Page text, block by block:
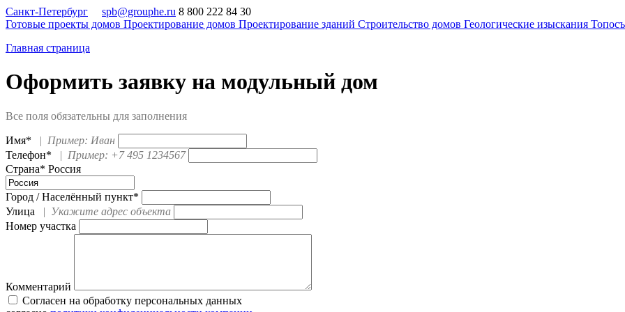
Санкт-Петербург spb@grouphe.ru 8 800 222 84 30
Готовые проекты домов Проектирование домов Проектирование зданий Строительство домов Геологические изыскания
Главная страница
Оформить заявку на модульный дом
Все поля обязательны для заполнения
Имя* | Пример: Иван
Телефон*
| Пример: +7 495 1234567
Страна* Россия
Город / Населённый пункт*
Улица
| Укажите адрес объекта
Номер участка
Комментарий
Согласен на обработку персональных данных